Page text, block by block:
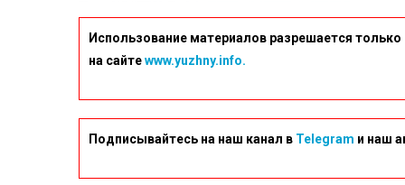
Использование материалов разрешается
на сайтеwww.yuzhny.info.
Подписывайтесь на наш канал в Telegram и наш